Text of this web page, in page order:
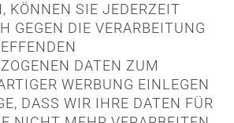
KÖNNEN SIE JEDERZEIT
GEGEN DIE VERARBEITUNG
DATEN ZUM
WERBUNG EINLEGEN
DASS WIR IHRE DATEN FÜR